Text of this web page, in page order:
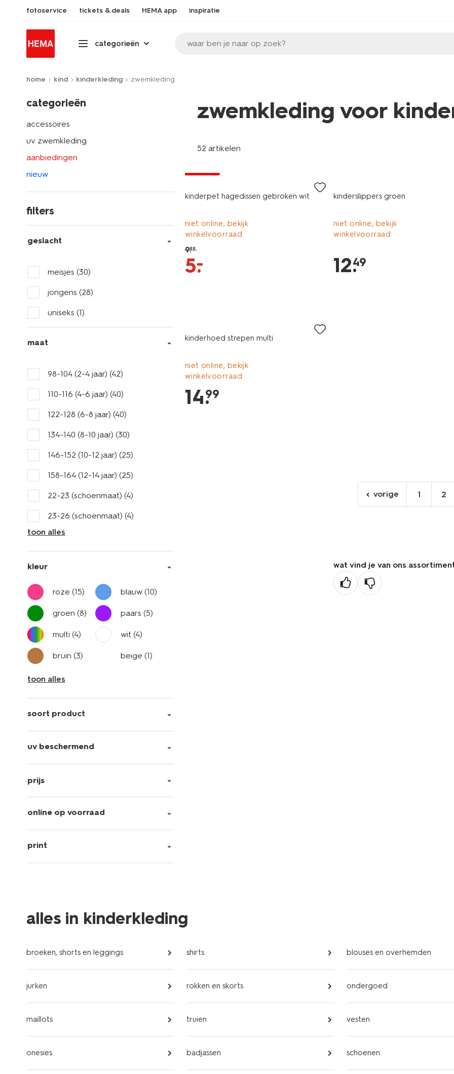
fotoservice tickets & deals HEMA app inspiratie
categorieën waar ben je naar op zoek?
home kind kinderkleding zwemkleding
categorieën
accessoires
uv zwemkleding
aanbiedingen
nieuw
filters
geslacht
meisjes (30)
jongens (28)
uniseks (1)
maat
98-104 (2-4 jaar) (42)
110-116 (4-6 jaar) (40)
122-128 (6-8 jaar) (40)
134-140 (8-10 jaar) (30)
146-152 (10-12 jaar) (25)
158-164 (12-14 jaar) (25)
22-23 (schoenmaat) (4)
23-26 (schoenmaat) (4)
toon alles
kleur
roze (15) blauw(10)
groen (8) paars(5)
multi (4) wit(4)
bruin (3) beige(1)
toon alles
soort product
uv beschermend
prijs
online op voorraad
print
zwemkleding voor
52 artikelen
kinderpet hagedissen gebroken wit
niet online, bekijk
winkelvoorraad
9.99
5.
–
kinderslippers groen
niet online, bekijk
winkelvoorraad
12.
49
kinderhoed strepen multi
niet online, bekijk
winkelvoorraad
14.
99
ga
naar
vorige 1 2
wat vind je van ons
alles in kinderkleding
broeken, shorts en leggings shirts blouses en overhemden
jurken rokken en skorts ondergoed
maillots truien vesten
onesies badjassen schoenen